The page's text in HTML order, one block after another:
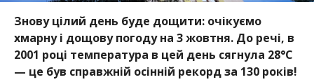
Знову цілий день буде дощити: очікуємо
хмарну і дощову погоду на 3 жовтня. До речі, в
2001 році температура в цей день сягнула 28°C
— це був справжній осінній рекорд за 130 років!